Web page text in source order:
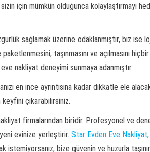
için mümkün olduğunca kolaylaştırmayı
sağlamak üzerine odaklanmıştır, biz
taşınmasını ve açılmasını
nakliyat deneyimi sunmaya adanmıştır.
en ince ayrıntısına kadar dikkatle ele
keyfini çıkarabilirsiniz.
firmalarından biridir. Profesyonel ve
evinize yerleştirir. Star Evden Eve Nakliyat
bize güvenin ve huzurla